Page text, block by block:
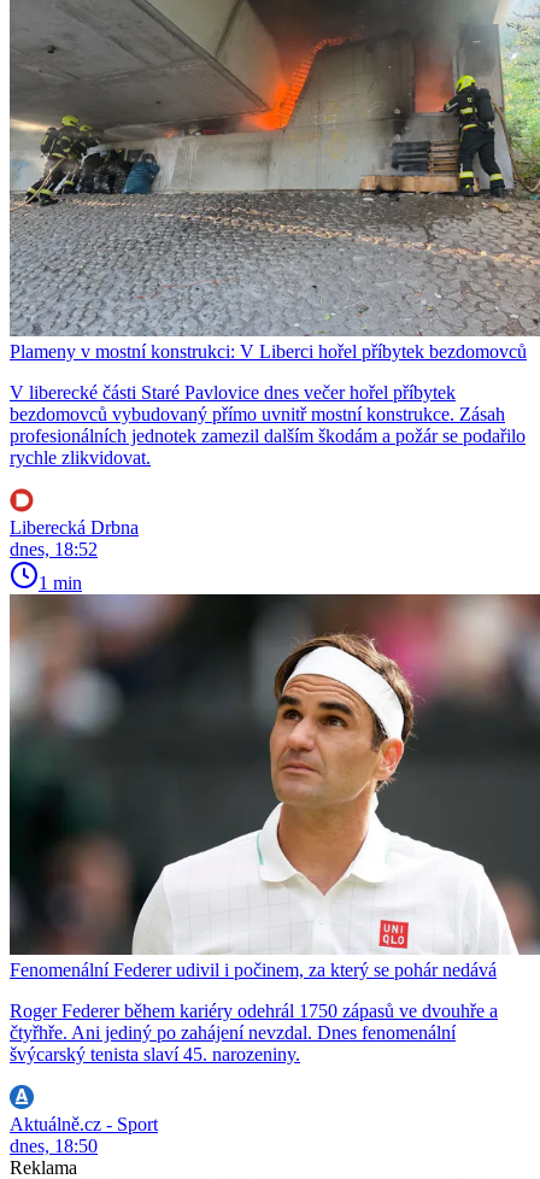
Plameny v mostní konstrukci: V Liberci hořel příbytek bezdomovců
V liberecké části Staré Pavlovice dnes večer hořel příbytek
bezdomovců vybudovaný přímo uvnitř mostní konstrukce. Zásah
profesionálních jednotek zamezil dalším škodám a požár se podařilo
rychle zlikvidovat.
Liberecká Drbna
dnes, 18:52
1 min
Fenomenální Federer udivil i počinem, za který se pohár nedává
Roger Federer během kariéry odehrál 1750 zápasů ve dvouhře a
čtyřhře. Ani jediný po zahájení nevzdal. Dnes fenomenální
švýcarský tenista slaví 45. narozeniny.
Aktuálně.cz - Sport
dnes, 18:50
Reklama